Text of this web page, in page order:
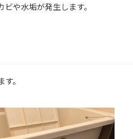
や水垢が発生します。
。